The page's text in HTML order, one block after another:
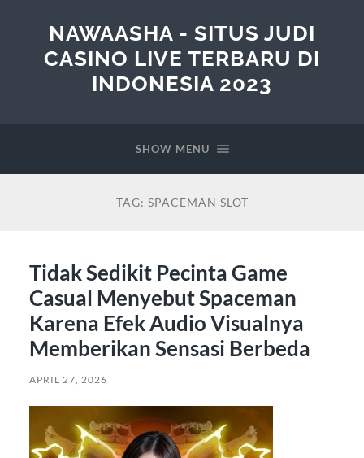
NAWAASHA - SITUS JUDI
CASINO LIVE TERBARU DI
INDONESIA 2023
SHOW MENU
TAG: SPACEMAN SLOT
Tidak Sedikit Pecinta Game
Casual Menyebut Spaceman
Karena Efek Audio Visualnya
Memberikan Sensasi Berbeda
APRIL 27, 2026